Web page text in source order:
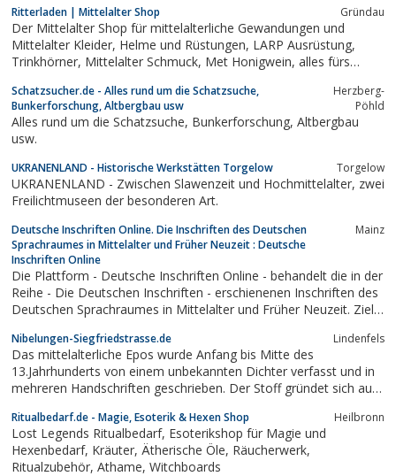
Ritterladen | Mittelalter Shop Gründau
Der Mittelalter Shop für mittelalterliche Gewandungen und
Mittelalter Kleider, Helme und Rüstungen, LARP Ausrüstung,
Trinkhörner, Mittelalter Schmuck, Met Honigwein, alles fürs
Versand.
Schatzsucher.de - Alles rund um die Schatzsuche,
Bunkerforschung, Altbergbau usw
Herzberg-
Pöhld
Alles rund um die Schatzsuche, Bunkerforschung, Altbergbau
usw.
UKRANENLAND - Historische Werkstätten Torgelow Torgelow
UKRANENLAND - Zwischen Slawenzeit und Hochmittelalter, zwei
Freilichtmuseen der besonderen Art.
Deutsche Inschriften Online. Die Inschriften des Deutschen
Sprachraumes in Mittelalter und Früher Neuzeit : Deutsche
Inschriften Online
Mainz
Die Plattform - Deutsche Inschriften Online - behandelt die in der
Reihe - Die Deutschen Inschriften - erschienenen Inschriften des
Deutschen Sprachraumes in Mittelalter und Früher Neuzeit. Ziel
Verfügbarmachung aller bisher in Buchform erschienenen
Inschriftenbände.
Nibelungen-Siegfriedstrasse.de Lindenfels
Das mittelalterliche Epos wurde Anfang bis Mitte des
13.Jahrhunderts von einem unbekannten Dichter verfasst und in
mehreren Handschriften geschrieben. Der Stoff gründet sich auf
Skulpturen entlang der „Nibelungen- und Siegfried-Strasse“
zwischen Worms und Freudenberg...
Ritualbedarf.de - Magie, Esoterik & Hexen Shop Heilbronn
Lost Legends Ritualbedarf, Esoterikshop für Magie und
Hexenbedarf, Kräuter, Ätherische Öle, Räucherwerk,
Ritualzubehör, Athame, Witchboards